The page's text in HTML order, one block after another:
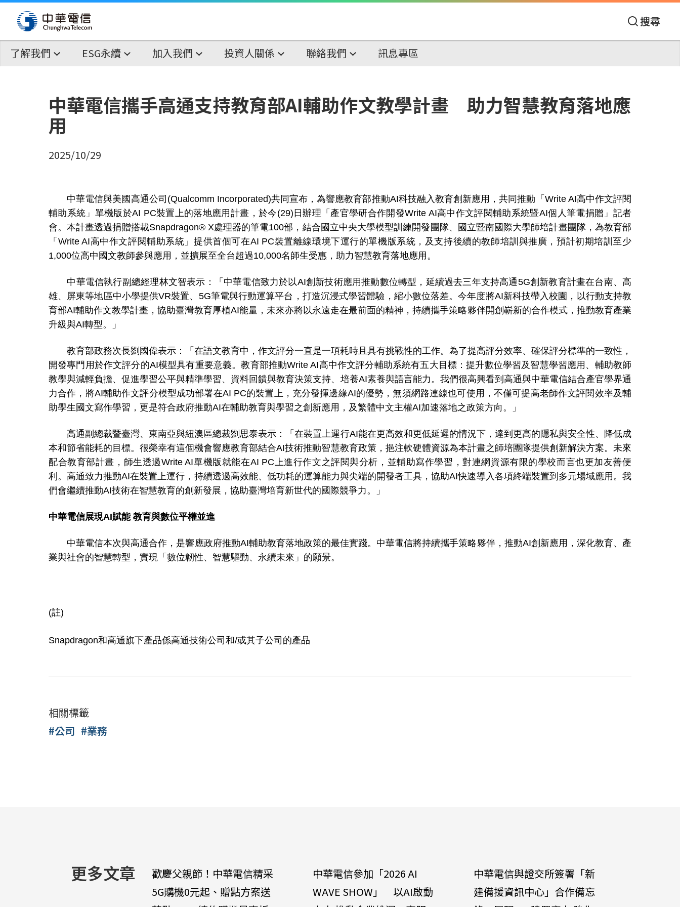
搜尋
了解我們 ESG永續 加入我們 投資人關係 聯絡我們 訊息專區
中華電信攜手高通支持教育部AI輔助作文教學計畫 助力智慧教育落地應
用
2025/10/29
中華電信與美國高通公司 (Qualcomm Incorporated)共同宣布，為響應教育部推動AI科技融入教育創新應用，共同推動「 Write AI高中作文評閱
輔助系統」單機版於AI PC裝置上的落地應用計畫 ， 於今(29) 日辦理「產官學研合作開發Write AI高中作文評閱輔助系統暨AI個人筆電捐贈」記者
會。本計畫透過捐贈搭載Snapdragon® X處理器的筆電100部，結合國立中央大學模型訓練開發團隊、國立暨南國際大學師培計畫團隊，為教育部
「 Write AI高中作文評閱輔助系統」提供首個可在AI PC裝置離線環境下運行的單機版系統，及支持後續的教師培訓與推廣，預計初期培訓至少
1,000位高中國文教師參與應用，並擴展至全台超過10,000名師生受惠，助力智慧教育落地應用。
中華電信執行副總經理林文智表示：「中華電信致力於以AI創新技術應用推動數位轉型，延續過去三年支持高通5G創新教育計畫在台南、高
雄、屏東等地區中小學提供VR裝置、 5G筆電與行動運算平台 ， 打造沉浸式學習體驗 ， 縮小數位落差。今年度將AI新科技帶入校園，以行動支持教
育部AI輔助作文教學計畫，協助臺灣教育厚植AI能量， 未來亦將以永遠走在最前面的精神，持續攜手策略夥伴開創嶄新的合作模式，推動教育產業
升級與AI轉型。 」
教育部政務次長劉國偉表示：「在語文教育中，作文評分一直是一項耗時且具有挑戰性的工作。為了提高評分效率、確保評分標準的一致性，
開發專門用於作文評分的AI模型具有重要意義。教育部推動Write AI高中作文評分輔助系統有五大目標：提升數位學習及智慧學習應用、輔助教師
教學與減輕負擔、促進學習公平與精準學習、資料回饋與教育決策支持、培養AI素養與語言能力。我們很高興看到高通與中華電信結合產官學界通
力合作，將AI輔助作文評分模型成功部署在AI PC的裝置上，充分發揮邊緣AI的優勢，無須網路連線也可使用，不僅可提高老師作文評閱效率及輔
助學生國文寫作學習，更是符合政府推動AI在輔助教育與學習之創新應用，及繁體中文主權AI加速落地之政策方向。」
高通副總裁暨臺灣、東南亞與紐澳區總裁劉思泰表示：「在裝置上運行AI能在更高效和更低延遲的情況下，達到更高的隱私與安全性、降低成
本和節省能耗的目標。很榮幸有這個機會響應教育部結合AI技術推動智慧教育政策，挹注軟硬體資源為本計畫之師培團隊提供創新解決方案。未來
配合教育部計畫，師生透過Write AI單機版就能在AI PC上進行作文之評閱與分析，並輔助寫作學習，對連網資源有限的學校而言也更加友善便
利。高通致力推動AI在裝置上運行，持續透過高效能、低功耗的運算能力與尖端的開發者工具，協助AI快速導入各項終端裝置到多元場域應用。我
們會繼續推動AI技術在智慧教育的創新發展，協助臺灣培育新世代的國際競爭力。」
中華電信展現AI賦能 教育與數位平權並進
中華電信本次與高通合作， 是響應政府推動AI輔助教育落地政策的最佳實踐。中華電信將持續攜手策略夥伴，推動AI創新應用，深化教育、產
業與社會的智慧轉型，實現「數位韌性、智慧驅動、永續未來」的願景。
(註)
Snapdragon和高通旗下產品係高通技術公司和/或其子公司的產品
相關標籤
#公司 #業務
更多文章
歡慶父親節！中華電信精采
5G購機0元起、贈點方案送
中華電信參加「2026 AI
WAVE SHOW」 以AI啟動
中華電信與證交所簽署「新
建備援資訊中心」合作備忘